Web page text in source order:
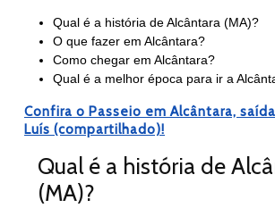
Qual é a história de Alcântara (MA)?
O que fazer em Alcântara?
Como chegar em Alcântara?
Qual é a melhor época para ir a
Confira o Passeio em Alcântara,
Luís (compartilhado)!
Qual é a história de
(MA)?